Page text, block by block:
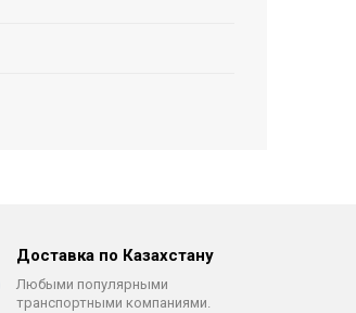
Доставка по Казахстану
Любыми популярными
транспортными компаниями.